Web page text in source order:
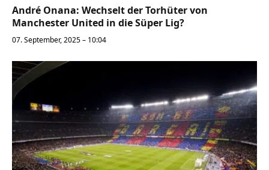
André Onana: Wechselt der Torhüter von
Manchester United in die Süper Lig?
07. September, 2025 – 10:04